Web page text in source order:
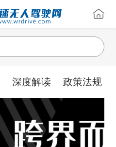
深度解读 政策法规